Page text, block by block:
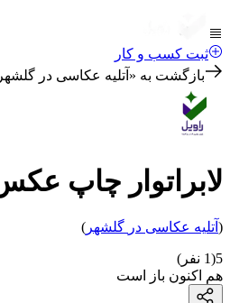
ثبت کسب و کار
بازگشت به « آتلیه عکاسی در گلشهر
لابراتوار چاپ
( آتلیه عکاسی در گلشهر )
5
(
1 نفر)
هم اکنون باز است